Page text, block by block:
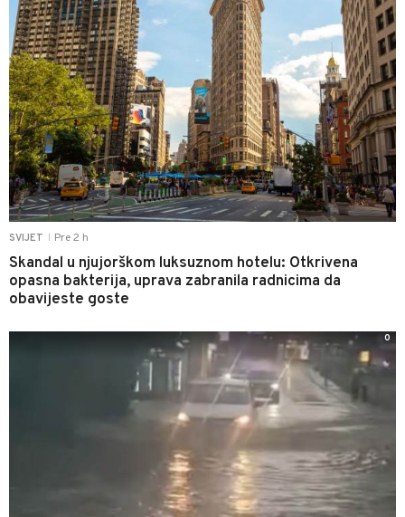
SVIJET Pre 2 h
Skandal u njujorškom luksuznom hotelu: Otkrivena
opasna bakterija, uprava zabranila radnicima da
obavijeste goste
0